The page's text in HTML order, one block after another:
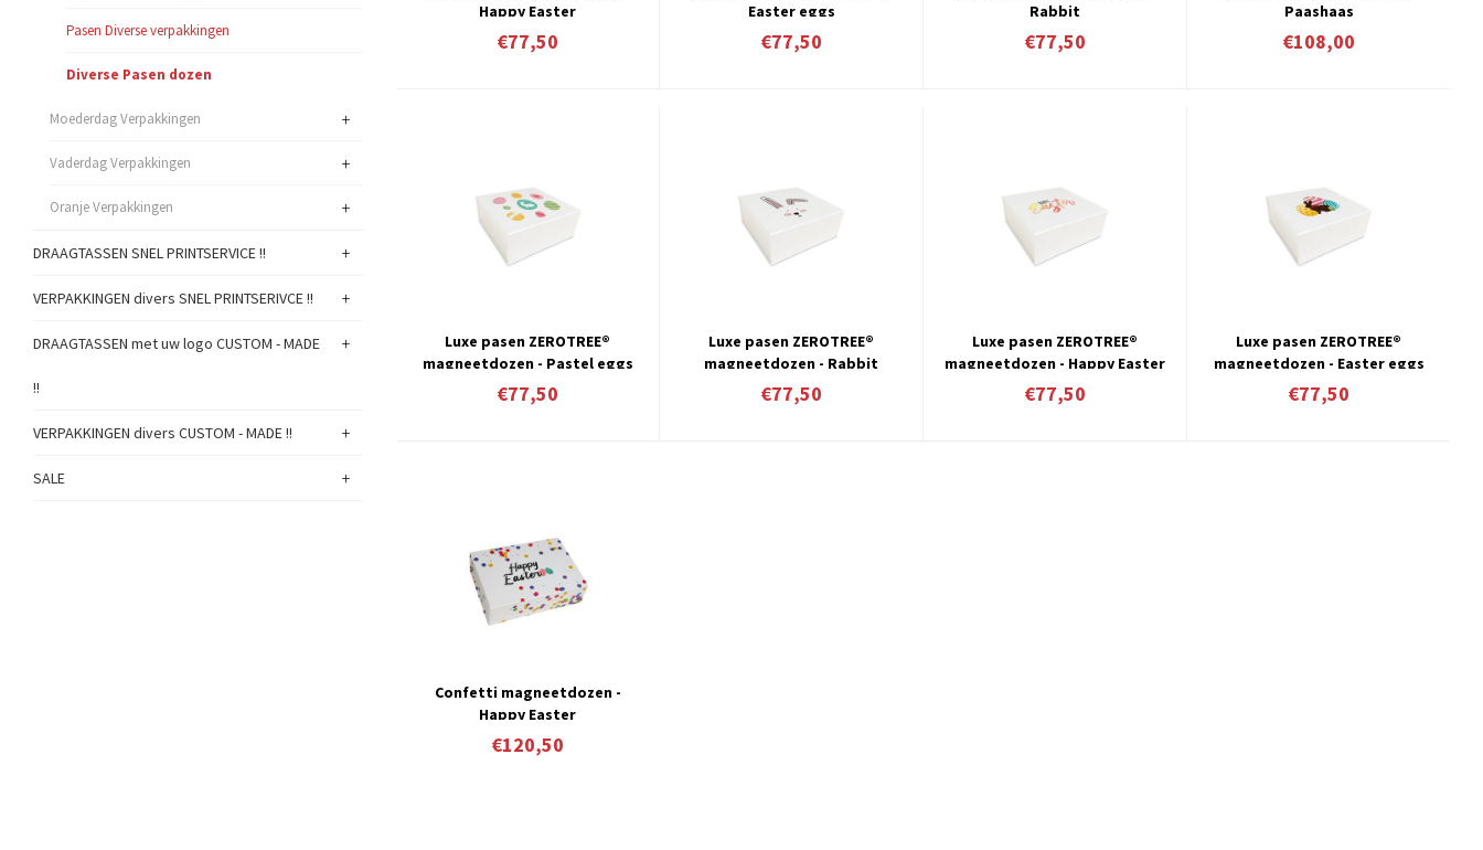
Pasen Diverse verpakkingen
Diverse Pasen dozen
Moederdag Verpakkingen +
Vaderdag Verpakkingen +
Oranje Verpakkingen +
DRAAGTASSEN SNEL PRINTSERVICE !! +
VERPAKKINGEN divers SNEL PRINTSERIVCE !! +
DRAAGTASSEN met uw logo CUSTOM - MADE
!!
+
VERPAKKINGEN divers CUSTOM - MADE !! +
SALE +
Happy Easter
€77,50
Easter eggs
€77,50
Rabbit
€77,50
Paashaas
€108,00
Luxe pasen ZEROTREE®
magneetdozen - Pastel eggs
€77,50
Luxe pasen ZEROTREE®
magneetdozen - Rabbit
€77,50
Luxe pasen ZEROTREE®
magneetdozen - Happy Easter
€77,50
Luxe pasen ZEROTREE®
magneetdozen - Easter eggs
€77,50
Confetti magneetdozen -
Happy Easter
€120,50